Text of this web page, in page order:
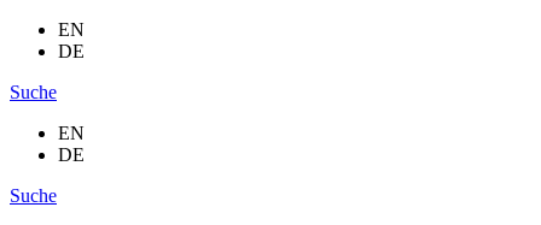
EN
DE
Suche
EN
DE
Suche